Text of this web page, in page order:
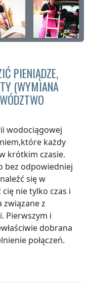
PIENIĄDZE,
(WYMIANA
wodociągowej
każdy
krótkim czasie.
bez odpowiedniej
się w
nie tylko czas i
związane z
Pierwszym i
dobrana
połączeń.